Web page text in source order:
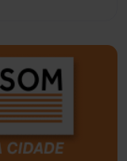
(507)
(152)